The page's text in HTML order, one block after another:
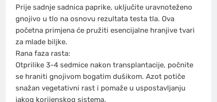
Prije sadnje sadnica paprike, uključite uravnoteženo
gnojivo u tlo na osnovu rezultata testa tla. Ova
početna primjena će pružiti esencijalne hranjive tvari
za mlade biljke.
Rana faza rasta:
Otprilike 3-4 sedmice nakon transplantacije, počnite
se hraniti gnojivom bogatim dušikom. Azot potiče
snažan vegetativni rast i pomaže u uspostavljanju
jakog korijenskog sistema.